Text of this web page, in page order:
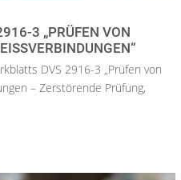
3 „PRÜFEN VON
DVS 2916-3 „Prüfen von
– Zerstörende Prüfung,